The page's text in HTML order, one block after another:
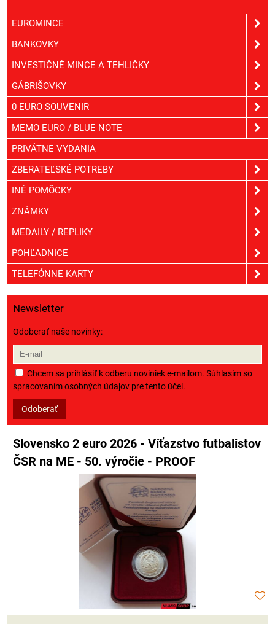
EUROMINCE
BANKOVKY
INVESTIČNÉ MINCE A TEHLIČKY
GÁBRIŠOVKY
0 EURO SOUVENIR
MEMO EURO / BLUE NOTE
PRIVÁTNE VYDANIA
ZBERATEĽSKÉ POTREBY
INÉ POMÔCKY
ZNÁMKY
MEDAILY / REPLIKY
POHĽADNICE
TELEFÓNNE KARTY
Newsletter
Odoberať naše novinky:
Chcem sa prihlásiť k odberu noviniek e-mailom. Súhlasím so
spracovaním osobných údajov pre tento účel.
Odoberať
Slovensko 2 euro 2026 - Víťazstvo futbalistov
ČSR na ME - 50. výročie - PROOF